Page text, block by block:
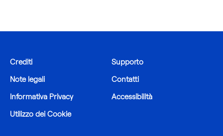
Crediti
Note legali
Informativa Privacy
Utilizzo dei Cookie
Supporto
Contatti
Accessibilità